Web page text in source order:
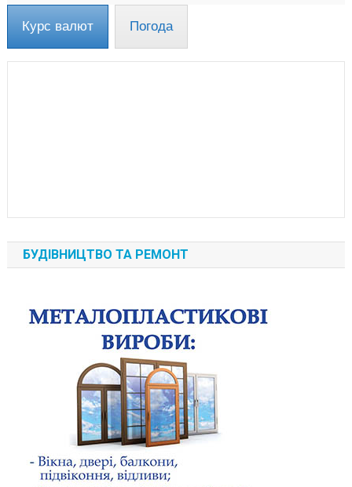
Курс валют Погода
БУДІВНИЦТВО ТА РЕМОНТ